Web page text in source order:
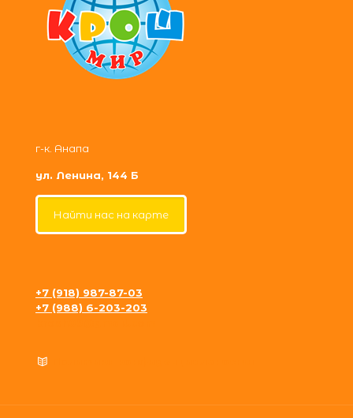
г-к. Анапа
ул. Ленина, 144 Б
Найти нас на карте
+7 (918) 987-87-03
+7 (988) 6-203-203